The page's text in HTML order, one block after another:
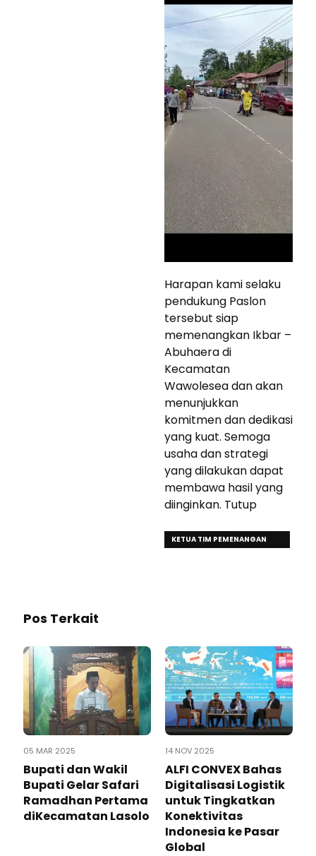
Harapan kami selaku
pendukung Paslon
tersebut siap
memenangkan Ikbar –
Abuhaera di
Kecamatan
Wawolesea dan akan
menunjukkan
komitmen dan dedikasi
yang kuat. Semoga
usaha dan strategi
yang dilakukan dapat
membawa hasil yang
diinginkan. Tutup
KETUA TIM PEMENANGAN
Pos Terkait
05 MAR 2025
Bupati dan Wakil
Bupati Gelar Safari
Ramadhan Pertama
diKecamatan Lasolo
14 NOV 2025
ALFI CONVEX Bahas
Digitalisasi Logistik
untuk Tingkatkan
Konektivitas
Indonesia ke Pasar
Global